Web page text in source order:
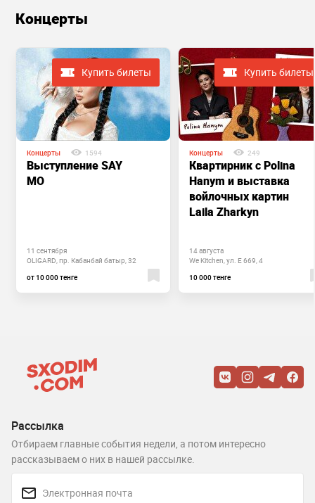
Концерты
Купить билеты
Концерты 1594
Выступление SAY
MO
11 сентября
OLIGARD, пр. Кабанбай батыр, 32
от 10 000 тенге
Купить билеты
Концерты 249
Квартирник с Polina
Hanym и выставка
войлочных картин
Laila Zharkyn
14 августа
We Kitchen, ул. Е 669, 4
10 000 тенге
Рассылка
Отбираем главные события недели, а потом интересно
рассказываем о них в нашей рассылке.